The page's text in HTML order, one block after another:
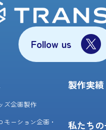
Follow us
ズ企画製作
モーション企画・
製作実績
私たち